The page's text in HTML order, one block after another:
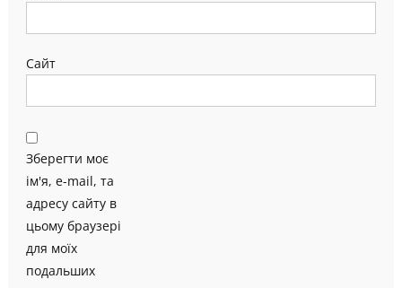
Сайт
Зберегти моє
ім'я, e-mail, та
адресу сайту в
цьому браузері
для моїх
подальших